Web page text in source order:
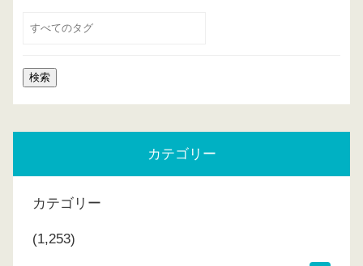
カテゴリー
カテゴリー
(1,253)